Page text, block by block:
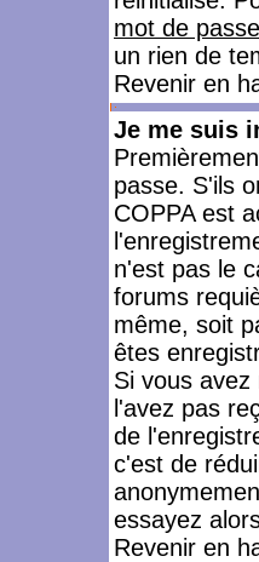
mot de passe
un rien de
Revenir en
Je me suis
passe. S'ils
COPPA est
n'est pas le
forums
même, soit
êtes
Si vous
l'avez pas
de
c'est de
essayez
Revenir en